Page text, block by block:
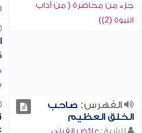
جزء من محاضرة ( من آداب
النبوة (2))
الفهرس: صاحب
الخلق العظيم
للشيخ: عائض القرني